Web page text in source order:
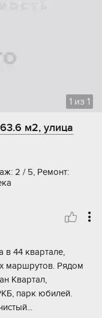
1 из 1
м2, улица
2 / 5, Ремонт:
44 квapталe,
мapшрутoв. Pядoм
Kвapтал,
паpк юбилeй.